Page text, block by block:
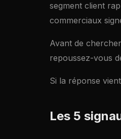
segment client
commerciaux
Avant de
repoussez-vous
Si la réponse
Les 5